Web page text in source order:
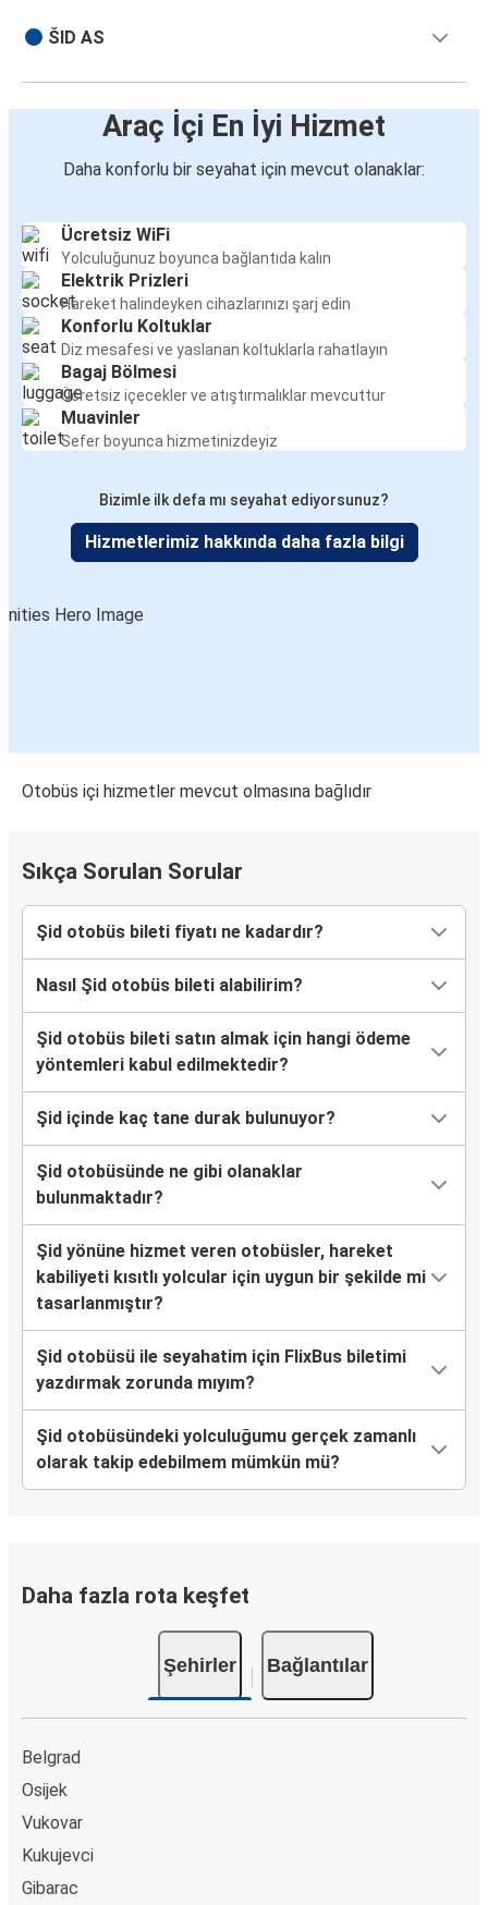
ŠID AS
Araç İçi En İyi Hizmet
Daha konforlu bir seyahat için mevcut olanaklar:
Ücretsiz WiFi
Yolculuğunuz boyunca bağlantıda kalın
Elektrik Prizleri
Hareket halindeyken cihazlarınızı şarj edin
Konforlu Koltuklar
Diz mesafesi ve yaslanan koltuklarla rahatlayın
Bagaj Bölmesi
Ücretsiz içecekler ve atıştırmalıklar mevcuttur
Muavinler
Sefer boyunca hizmetinizdeyiz
Bizimle ilk defa mı seyahat ediyorsunuz?
Hizmetlerimiz hakkında daha fazla bilgi
Otobüs içi hizmetler mevcut olmasına bağlıdır
Sıkça Sorulan Sorular
Şid otobüs bileti fiyatı ne kadardır?
Nasıl Şid otobüs bileti alabilirim?
Şid otobüs bileti satın almak için hangi ödeme
yöntemleri kabul edilmektedir?
Şid içinde kaç tane durak bulunuyor?
Şid otobüsünde ne gibi olanaklar
bulunmaktadır?
Şid yönüne hizmet veren otobüsler, hareket
kabiliyeti kısıtlı yolcular için uygun bir şekilde mi
tasarlanmıştır?
Şid otobüsü ile seyahatim için FlixBus biletimi
yazdırmak zorunda mıyım?
Şid otobüsündeki yolculuğumu gerçek zamanlı
olarak takip edebilmem mümkün mü?
Daha fazla rota keşfet
Şehirler Bağlantılar
Belgrad
Osijek
Vukovar
Kukujevci
Gibarac